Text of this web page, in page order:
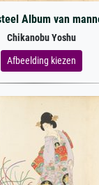
Album van
Chikanobu Yoshu
Afbeelding kiezen